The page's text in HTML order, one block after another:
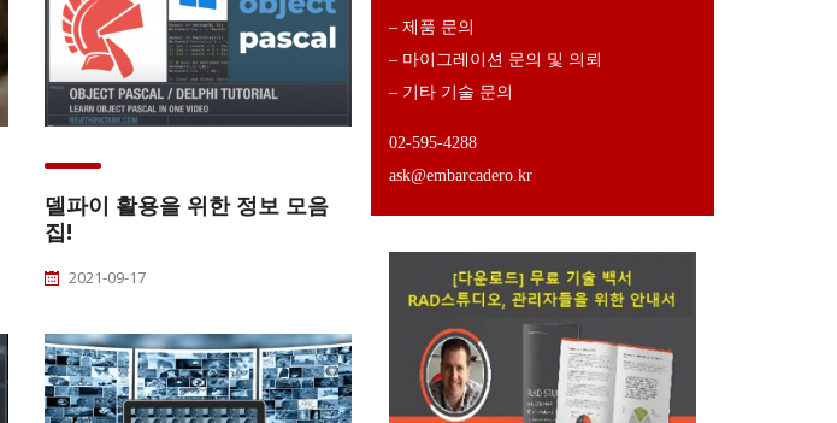
델파이 활용을 위한 정보 모음
집!
2021-09-17
– 제품 문의
– 마이그레이션 문의 및 의뢰
– 기타 기술 문의
02-595-4288
ask@embarcadero.kr